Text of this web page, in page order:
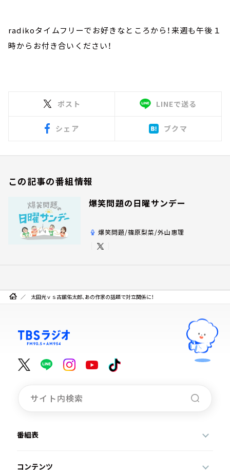
radikoタイムフリーでお好きなところから！来週も午後１
時からお付き合いください！
ポスト LINEで送る
シェア ブクマ
この記事の番組情報
爆笑問題の日曜サンデー
爆笑問題/篠原梨菜/外山惠理
太田光ｖｓ古舘佑太郎、あの作家の話題で対立関係に！
番組表
コンテンツ